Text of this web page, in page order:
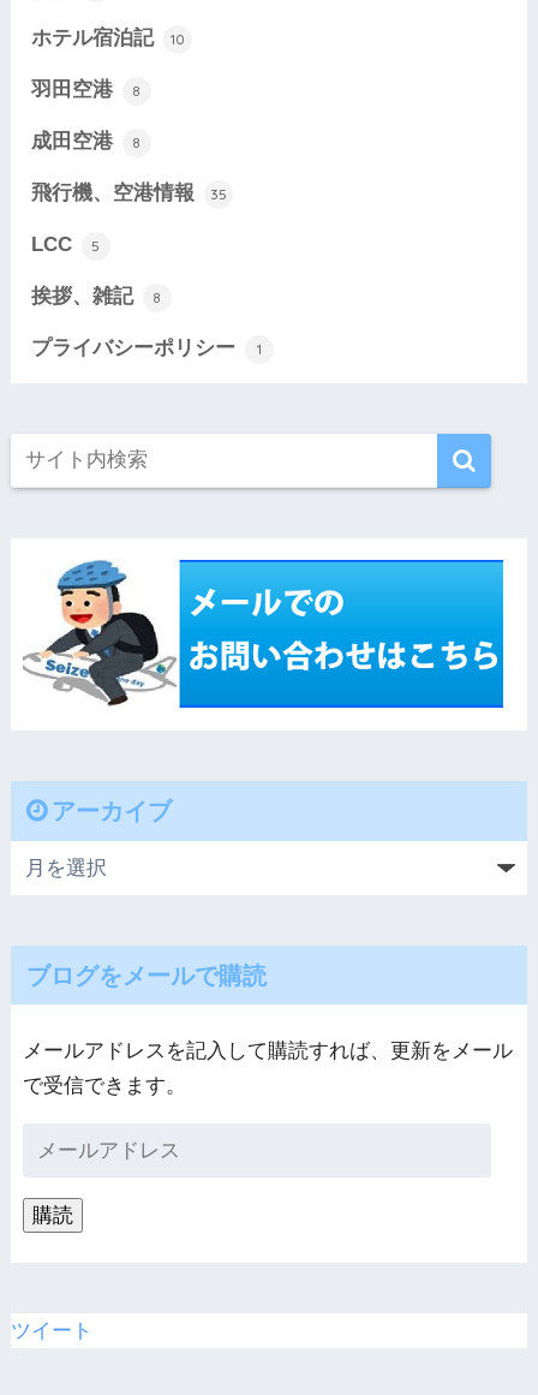
ホテル宿泊記 10
羽田空港 8
成田空港 8
飛行機、空港情報 35
LCC 5
挨拶、雑記 8
プライバシーポリシー 1
アーカイブ
ブログをメールで購読
メールアドレスを記入して購読すれば、更新をメール
で受信できます。
購読
ツイート